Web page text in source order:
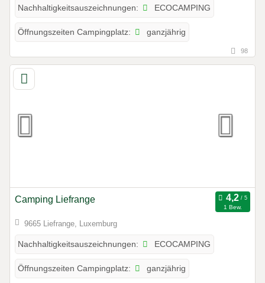
Nachhaltigkeitsauszeichnungen: ECOCAMPING
Öffnungszeiten Campingplatz: ganzjährig
98
Camping Liefrange
1 Bew.
9665 Liefrange, Luxemburg
Nachhaltigkeitsauszeichnungen: ECOCAMPING
Öffnungszeiten Campingplatz: ganzjährig